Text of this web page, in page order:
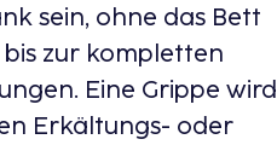
sein, ohne das Bett
zur kompletten
Eine Grippe wird
Erkältungs- oder